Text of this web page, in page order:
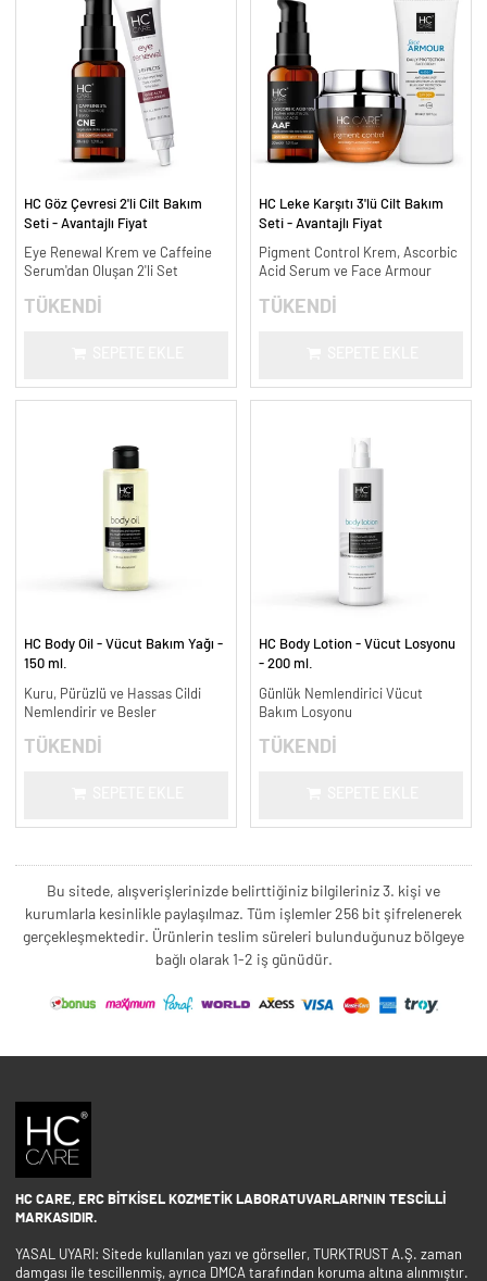
HC Göz Çevresi 2'li Cilt Bakım
Seti - Avantajlı Fiyat
Eye Renewal Krem ve Caffeine
Serum'dan Oluşan 2'li Set
TÜKENDİ
HC Leke Karşıtı 3'lü Cilt Bakım
Seti - Avantajlı Fiyat
Pigment Control Krem, Ascorbic
Acid Serum ve Face Armour
TÜKENDİ
HC Body Oil - Vücut Bakım Yağı -
150 ml.
Kuru, Pürüzlü ve Hassas Cildi
Nemlendirir ve Besler
TÜKENDİ
HC Body Lotion - Vücut Losyonu
- 200 ml.
Günlük Nemlendirici Vücut
Bakım Losyonu
TÜKENDİ
Bu sitede, alışverişlerinizde belirttiğiniz bilgileriniz 3. kişi ve
kurumlarla kesinlikle paylaşılmaz. Tüm işlemler 256 bit şifrelenerek
gerçekleşmektedir. Ürünlerin teslim süreleri bulunduğunuz bölgeye
bağlı olarak 1-2 iş günüdür.
HC CARE, ERC BITKISEL KOZMETIK LABORATUVARLARI'NIN TESCILLI
MARKASIDIR.
YASAL UYARI: Sitede kullanılan yazı ve görseller, TURKTRUST A.Ş. zaman
damgası ile tescillenmiş, ayrıca DMCA tarafından koruma altına alınmıştır.